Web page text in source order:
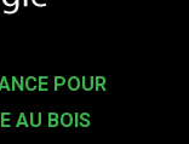
POUR
AU BOIS